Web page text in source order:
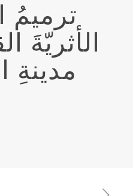
ترميمُ
الأثريّةَ
مدينةِ